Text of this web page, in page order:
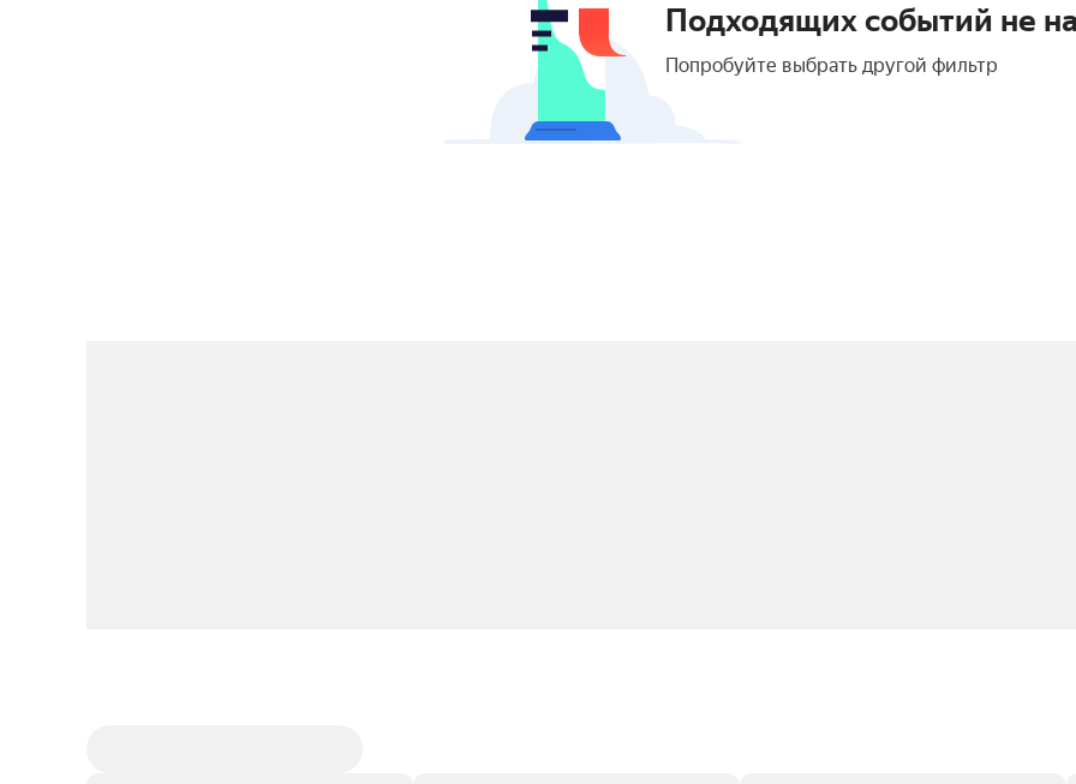
Подходящих событий не
Попробуйте выбрать другой фильтр